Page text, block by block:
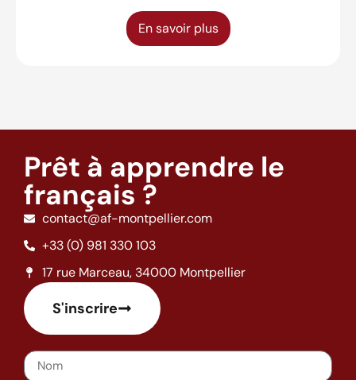
En savoir plus
Prêt à apprendre le
français ?
contact@af-montpellier.com
+33 (0) 981 330 103
17 rue Marceau, 34000 Montpellier
S'inscrire